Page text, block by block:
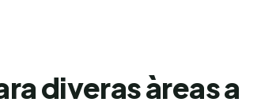
diveras àreas a